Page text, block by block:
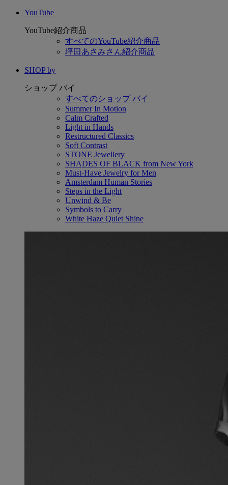
YouTube
YouTube紹介商品
すべてのYouTube紹介商品
坪田あさみさん紹介商品
SHOP by
ショップ バイ
すべてのショップ バイ
Summer In Motion
Calm Crafted
Light in Hands
Restructured Classics
Soft Contrast
STONE Jewellery
SHADES OF BLACK from New York
Must-Have Jewelry for Men
Amsterdam Human Stories
Steps in the Light
Unwind & Be
Symbols to Carry
White Haze Quiet Shine